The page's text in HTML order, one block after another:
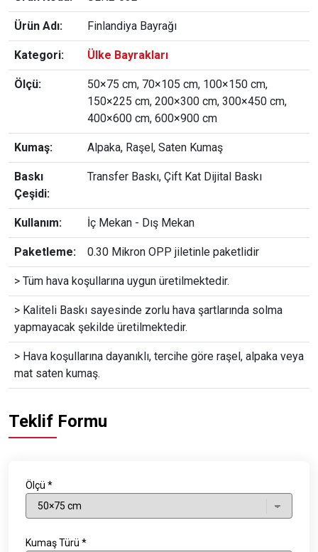
Ürün Adı: Finlandiya Bayrağı
Kategori: Ülke Bayrakları
Ölçü:
50×75 cm, 70×105 cm, 100×150 cm,
150×225 cm, 200×300 cm, 300×450 cm,
400×600 cm, 600×900 cm
Kumaş: Alpaka, Raşel, Saten Kumaş
Baskı
Çeşidi:
Transfer Baskı, Çift Kat Dijital Baskı
Kullanım: İç Mekan - Dış Mekan
Paketleme: 0.30 Mikron OPP jiletinle paketlidir
> Tüm hava koşullarına uygun üretilmektedir.
> Kaliteli Baskı sayesinde zorlu hava şartlarında solma
yapmayacak şekilde üretilmektedir.
> Hava koşullarına dayanıklı, tercihe göre raşel, alpaka veya
mat saten kumaş.
Teklif Formu
Ölçü *
Kumaş Türü *